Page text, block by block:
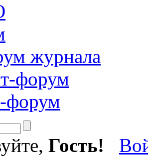
журнала
форум
форум
Гость!